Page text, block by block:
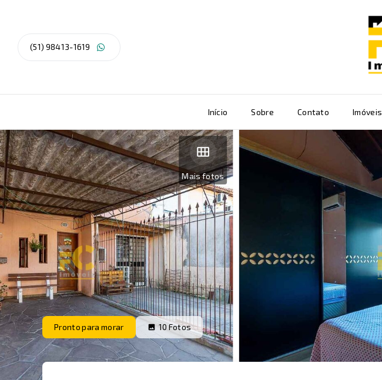
(51) 98413-1619
Início Sobre Contato Imóveis
Mais fotos
Pronto para morar 10 Fotos